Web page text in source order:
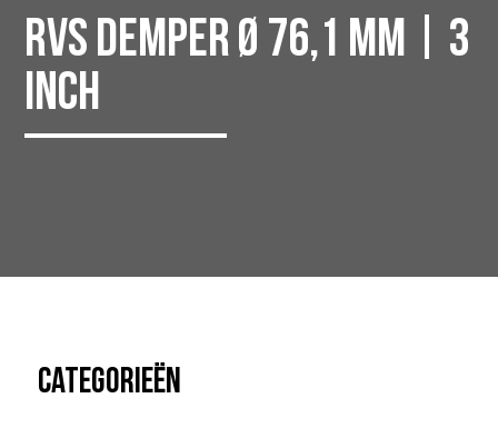
RVS Demper Ø 76,1 MM | 3
INCH
Categorieën